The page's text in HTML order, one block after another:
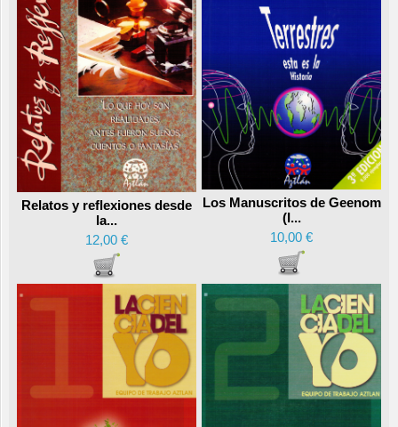
Relatos y reflexiones desde
la...
12,00 €
Los Manuscritos de Geenom
(I...
10,00 €